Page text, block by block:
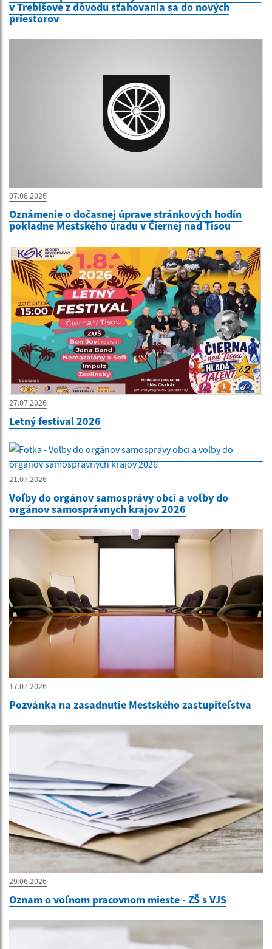
v Trebišove z dôvodu sťahovania sa do nových
priestorov
07.08.2026
Oznámenie o dočasnej úprave stránkových hodín
pokladne Mestského úradu v Čiernej nad Tisou
27.07.2026
Letný festival 2026
21.07.2026
Voľby do orgánov samosprávy obcí a voľby do
orgánov samosprávnych krajov 2026
17.07.2026
Pozvánka na zasadnutie Mestského zastupiteľstva
29.06.2026
Oznam o voľnom pracovnom mieste - ZŠ s VJS